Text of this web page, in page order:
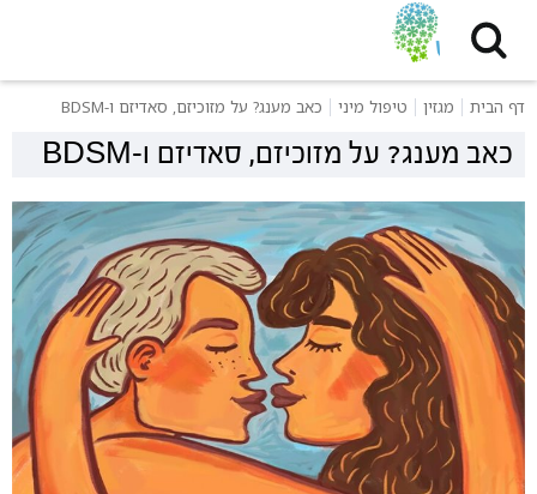
דף הבית מגזין טיפול מיני כאב מענג? על מזוכיזם, סאדיזם ו-BDSM
כאב מענג? על מזוכיזם, סאדיזם ו-BDSM